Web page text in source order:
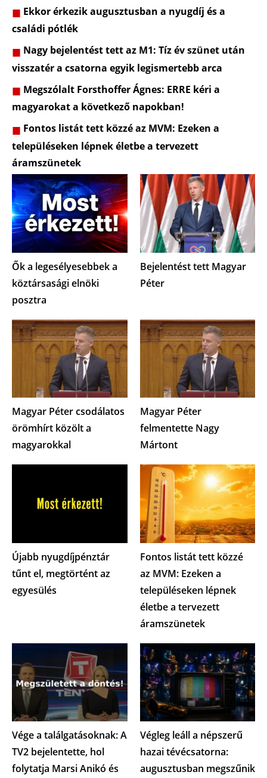
Ekkor érkezik augusztusban a nyugdíj és a
családi pótlék
Nagy bejelentést tett az M1: Tíz év szünet után
visszatér a csatorna egyik legismertebb arca
Megszólalt Forsthoffer Ágnes: ERRE kéri a
magyarokat a következő napokban!
Fontos listát tett közzé az MVM: Ezeken a
településeken lépnek életbe a tervezett
áramszünetek
Ők a legesélyesebbek a
köztársasági elnöki
posztra
Bejelentést tett Magyar
Péter
Magyar Péter csodálatos
örömhírt közölt a
magyarokkal
Magyar Péter
felmentette Nagy
Mártont
Újabb nyugdíjpénztár
tűnt el, megtörtént az
egyesülés
Fontos listát tett közzé
az MVM: Ezeken a
településeken lépnek
életbe a tervezett
áramszünetek
Vége a találgatásoknak: A
TV2 bejelentette, hol
folytatja Marsi Anikó és
Végleg leáll a népszerű
hazai tévécsatorna:
augusztusban megszűnik